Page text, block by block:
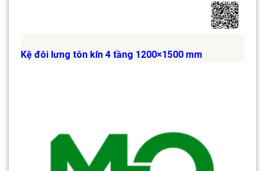
Kệ đôi lưng tôn kín 4 tầng 1200×1500 mm